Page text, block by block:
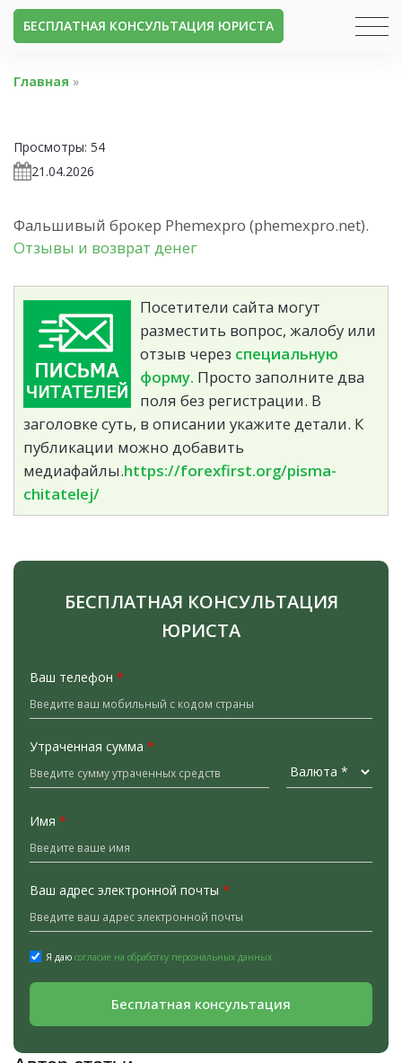
БЕСПЛАТНАЯ КОНСУЛЬТАЦИЯ ЮРИСТА
Главная »
Просмотры: 54
21.04.2026
Фальшивый брокер Phemexpro (phemexpro.net).
Отзывы и возврат денег
Посетители сайта могут
разместить вопрос, жалобу или
отзыв через специальную
форму. Просто заполните два
поля без регистрации. В
заголовке суть, в описании укажите детали. К
публикации можно добавить
медиафайлы.https://forexfirst.org/pisma-
chitatelej/
БЕСПЛАТНАЯ КОНСУЛЬТАЦИЯ
ЮРИСТА
Ваш телефон *
Утраченная сумма *
Имя *
Ваш адрес электронной почты *
Я даю согласие на обработку персональных данных.
Бесплатная консультация